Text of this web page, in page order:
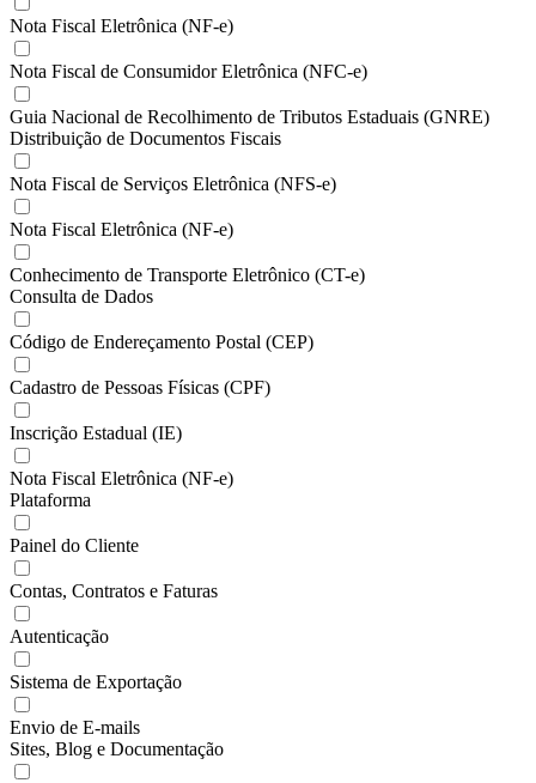
Nota Fiscal Eletrônica (NF-e)
Nota Fiscal de Consumidor Eletrônica (NFC-e)
Guia Nacional de Recolhimento de Tributos Estaduais (GNRE)
Distribuição de Documentos Fiscais
Nota Fiscal de Serviços Eletrônica (NFS-e)
Nota Fiscal Eletrônica (NF-e)
Conhecimento de Transporte Eletrônico (CT-e)
Consulta de Dados
Código de Endereçamento Postal (CEP)
Cadastro de Pessoas Físicas (CPF)
Inscrição Estadual (IE)
Nota Fiscal Eletrônica (NF-e)
Plataforma
Painel do Cliente
Contas, Contratos e Faturas
Autenticação
Sistema de Exportação
Envio de E-mails
Sites, Blog e Documentação